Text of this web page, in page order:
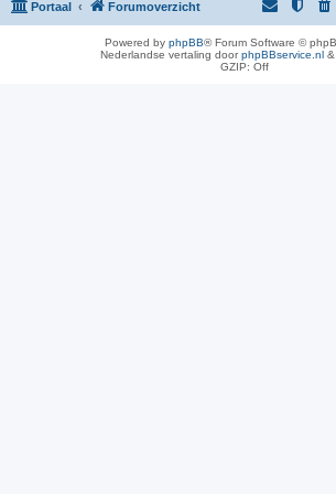
Portaal Forumoverzicht
Powered byphpBB® Forum Software ©
Nederlandse vertaling doorphpBBservice.nl
GZIP: Off